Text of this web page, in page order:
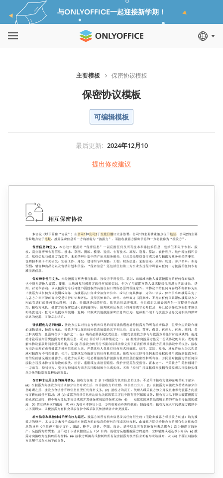
与ONLYOFFICE一起迎接新学期！
主要模板 保密协议模板
保密协议模板
可编辑模板
最后更新: 2024年12月10
提出修改建议